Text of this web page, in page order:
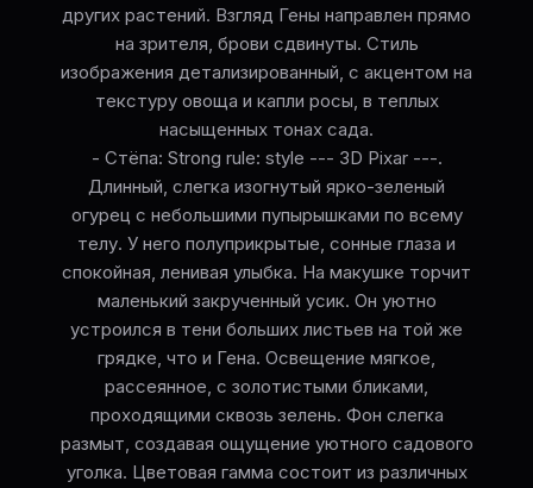
других растений. Взгляд Гены направлен прямо
на зрителя, брови сдвинуты. Стиль
изображения детализированный, с акцентом на
текстуру овоща и капли росы, в теплых
насыщенных тонах сада.
- Стёпа: Strong rule: style --- 3D Pixar ---.
Длинный, слегка изогнутый ярко-зеленый
огурец с небольшими пупырышками по всему
телу. У него полуприкрытые, сонные глаза и
спокойная, ленивая улыбка. На макушке торчит
маленький закрученный усик. Он уютно
устроился в тени больших листьев на той же
грядке, что и Гена. Освещение мягкое,
рассеянное, с золотистыми бликами,
проходящими сквозь зелень. Фон слегка
размыт, создавая ощущение уютного садового
уголка. Цветовая гамма состоит из различных